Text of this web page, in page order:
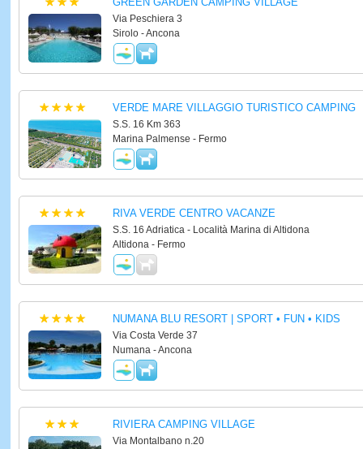
Via Peschiera 3
Sirolo - Ancona
VERDE MARE VILLAGGIO TURISTICO CAMPING
S.S. 16 Km 363
Marina Palmense - Fermo
RIVA VERDE CENTRO VACANZE
S.S. 16 Adriatica - Località Marina di Altidona
Altidona - Fermo
NUMANA BLU RESORT | SPORT • FUN • KIDS
Via Costa Verde 37
Numana - Ancona
RIVIERA CAMPING VILLAGE
Via Montalbano n.20